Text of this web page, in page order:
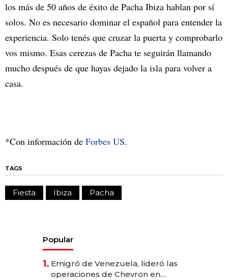
los más de 50 años de éxito de Pacha Ibiza hablan por sí
solos. No es necesario dominar el español para entender la
experiencia. Solo tenés que cruzar la puerta y comprobarlo
vos mismo. Esas cerezas de Pacha te seguirán llamando
mucho después de que hayas dejado la isla para volver a
casa.
*Con información de Forbes US.
TAGS
Fiesta Ibiza Pacha
Popular
1. Emigró de Venezuela, lideró las
operaciones de Chevron en